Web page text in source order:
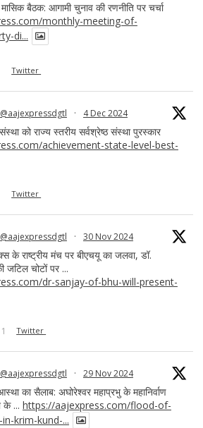
मासिक बैठक: आगामी चुनाव की रणनीति पर चर्चा
monthly-meeting-of-
di...
Twitter
@aajexpressdgtl · 4 Dec 2024
को राज्य स्तरीय सर्वश्रेष्ठ संस्था पुरस्कार
achievement-state-level-best-
Twitter
@aajexpressdgtl · 30 Nov 2024
के राष्ट्रीय मंच पर बीएचयू का जलवा, डॉ.
चोटों पर ...
dr-sanjay-of-bhu-will-present-
1 Twitter
@aajexpressdgtl · 29 Nov 2024
का सैलाब: अघोरेश्वर महाप्रभु के महानिर्वाण
के ... https://aajexpress.com/flood-of-
krim-kund-...